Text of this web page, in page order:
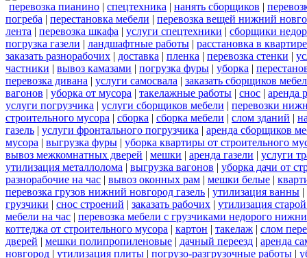
перевозка пианино | спецтехника | нанять сборщиков |
погреба | перестановка мебели | перевозка вещей нижний
лента | перевозка шкафа | услуги спецтехники | сборщики
погрузка газели | ландшафтные работы | расстановка в квартире
заказать разнорабочих | доставка | пленка | перевозка стенки |
частники | вывоз камазами | погрузка фуры | уборка |
перевозка дивана | услуги самосвала | заказать сборщиков
вагонов | уборка от мусора | такелажные работы | снос | аренда
услуги погрузчика | услуги сборщиков мебели | перевозки
строительного мусора | сборка | сборка мебели | слом зданий |
газель | услуги фронтального погрузчика | аренда сборщиков
мусора | выгрузка фуры | уборка квартиры от строительного
вывоз межкомнатных дверей | мешки | аренда газели | услуги
утилизация металлолома | выгрузка вагонов | уборка дачи от
разнорабочие на час | вывоз оконных рам | мешки белые |
перевозка грузов нижний новгород газель | утилизация ванны |
грузчики | снос строений | заказать рабочих | утилизация
мебели на час | перевозка мебели с грузчиками недорого
коттеджа от строительного мусора | картон | такелаж | слом
дверей | мешки полипропиленовые | дачный переезд | аренда
новгород | утилизация плиты | погрузо-разгрузочные работы |